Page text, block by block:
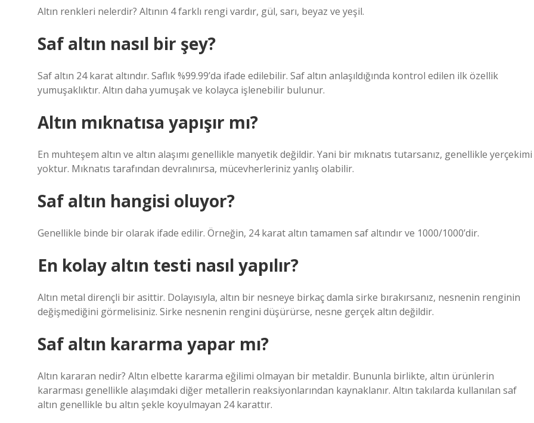
Altın renkleri nelerdir? Altının 4 farklı rengi vardır, gül, sarı, beyaz ve yeşil.
Saf altın nasıl bir şey?
Saf altın 24 karat altındır. Saflık %99.99’da ifade edilebilir. Saf altın anlaşıldığında kontrol edilen ilk özellik
yumuşaklıktır. Altın daha yumuşak ve kolayca işlenebilir bulunur.
Altın mıknatısa yapışır mı?
En muhteşem altın ve altın alaşımı genellikle manyetik değildir. Yani bir mıknatıs tutarsanız, genellikle yerçekimi
yoktur. Mıknatıs tarafından devralınırsa, mücevherleriniz yanlış olabilir.
Saf altın hangisi oluyor?
Genellikle binde bir olarak ifade edilir. Örneğin, 24 karat altın tamamen saf altındır ve 1000/1000’dir.
En kolay altın testi nasıl yapılır?
Altın metal dirençli bir asittir. Dolayısıyla, altın bir nesneye birkaç damla sirke bırakırsanız, nesnenin renginin
değişmediğini görmelisiniz. Sirke nesnenin rengini düşürürse, nesne gerçek altın değildir.
Saf altın kararma yapar mı?
Altın kararan nedir? Altın elbette kararma eğilimi olmayan bir metaldir. Bununla birlikte, altın ürünlerin
kararması genellikle alaşımdaki diğer metallerin reaksiyonlarından kaynaklanır. Altın takılarda kullanılan saf
altın genellikle bu altın şekle koyulmayan 24 karattır.